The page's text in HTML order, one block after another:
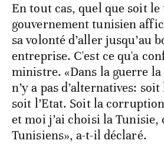
En tout cas, quel que soit
gouvernement tunisien
sa volonté d’aller jusqu’au
entreprise. C'est ce qu'a
ministre. «Dans la guerre
n’y a pas d’alternatives:
soit l’Etat. Soit la
et moi j’ai choisi la Tunisie,
Tunisiens», a-t-il déclaré.